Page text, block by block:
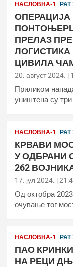
НАСЛОВНА-1 РАТ
ОПЕРАЦИЈА
ПРЕЛАЗ
ЛОГИСТИКА
ЦИВИЛА
20. август 2024. |
Приликом
уништена су
НАСЛОВНА-1 РАТ
КРВАВИ
У ОДБРАНИ
262
17. јул 2024. |
Од октобра
очување тог
НАСЛОВНА-1 РАТ
ПАО
НА РЕЦИ